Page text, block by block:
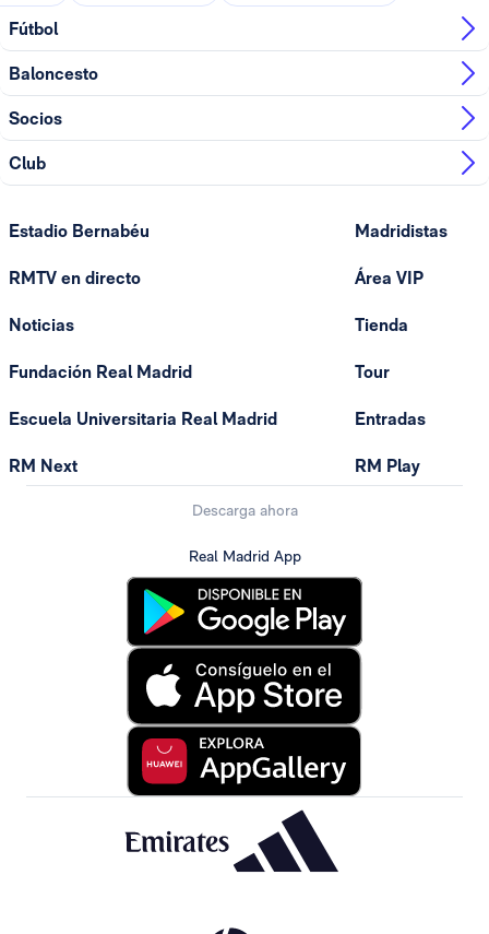
Fútbol
Baloncesto
Socios
Club
Estadio Bernabéu
RMTV en directo
Noticias
Fundación Real Madrid
Escuela Universitaria Real Madrid
RM Next
Madridistas
Área VIP
Tienda
Tour
Entradas
RM Play
Descarga ahora
Real Madrid App